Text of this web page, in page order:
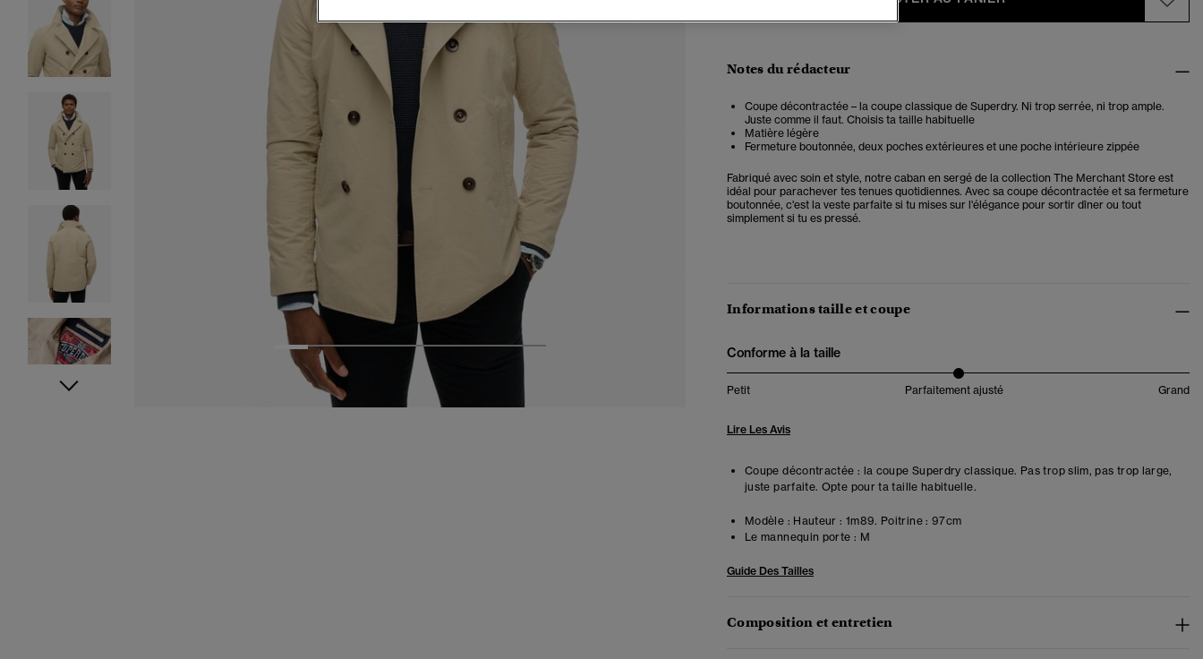
1 2 5
Notes du rédacteur
Coupe décontractée – la coupe classique de Superdry. Ni trop serrée, ni trop ample.
Juste comme il faut. Choisis ta taille habituelle
Matière légère
Fermeture boutonnée, deux poches extérieures et une poche intérieure zippée
Fabriqué avec soin et style, notre caban en sergé de la collection The Merchant Store est
idéal pour parachever tes tenues quotidiennes. Avec sa coupe décontractée et sa fermeture
boutonnée, c'est la veste parfaite si tu mises sur l'élégance pour sortir dîner ou tout
simplement si tu es pressé.
Informations taille et coupe
Conforme à la taille
Petit Parfaitement ajusté Grand
Lire Les Avis
Coupe décontractée : la coupe Superdry classique. Pas trop slim, pas trop large,
juste parfaite. Opte pour ta taille habituelle.
Modèle : Hauteur : 1m89. Poitrine : 97cm
Le mannequin porte : M
Guide Des Tailles
Composition et entretien